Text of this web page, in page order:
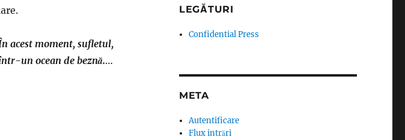
acest moment, sufletul,
un ocean de beznă.…
LEGĂTURI
Confidential Press
META
Autentificare
Flux intrări